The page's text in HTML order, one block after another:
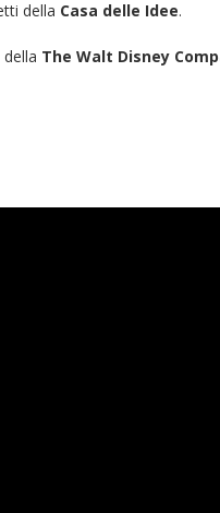
della Casa delle Idee.
The Walt Disney